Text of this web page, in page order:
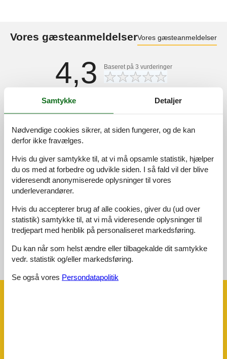
Vores gæsteanmeldelserVores gæsteanmeldelser
4,3 Baseret på 3 vurderinger
5
3
1
Kommentarer
1 vurdering har kommentar på dansk.
Fin bolig , gode senge, fint område Gode senge. Manglende
vejledning i brug af pool, spa og gulvvarme
Se nabo emner Se solens gang om emnet
Samtykke Detaljer
Nødvendige cookies sikrer, at siden fungerer, og de kan
derfor ikke fravælges.
Hvis du giver samtykke til, at vi må opsamle statistik, hjælper
du os med at forbedre og udvikle siden. I så fald vil der blive
videresendt anonymiserede oplysninger til vores
underleverandører.
Hvis du accepterer brug af alle cookies, giver du (ud over
statistik) samtykke til, at vi må videresende oplysninger til
tredjepart med henblik på personaliseret markedsføring.
Du kan når som helst ændre eller tilbagekalde dit samtykke
vedr. statistik og/eller markedsføring.
Se også vores Persondatapolitik